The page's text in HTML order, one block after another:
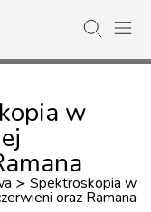
w
≻ Spektroskopia w
oraz Ramana